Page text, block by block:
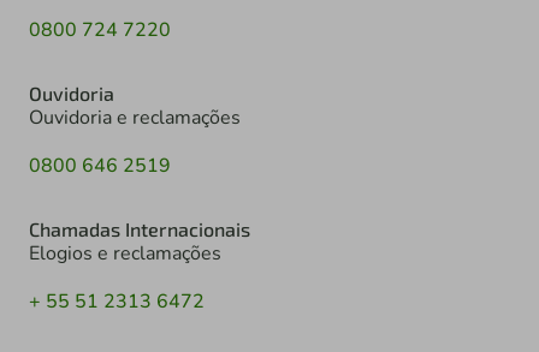
0800 724 7220
Ouvidoria
Ouvidoria e reclamações
0800 646 2519
Chamadas Internacionais
Elogios e reclamações
+ 55 51 2313 6472